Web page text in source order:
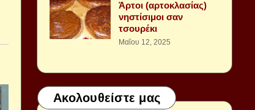
Άρτοι (αρτοκλασίας)
νηστίσιμοι σαν
τσουρέκι
Μαΐου 12, 2025
Ακολουθείστε μας